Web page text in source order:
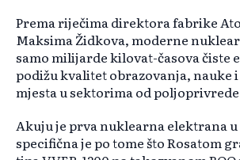
Prema riječima direktora fabrike
Maksima Židkova, moderne
samo milijarde kilovat-časova čiste
podižu kvalitet obrazovanja, nauke
mjesta u sektorima od
Akuju je prva nuklearna elektrana
specifična je po tome što Rosatom